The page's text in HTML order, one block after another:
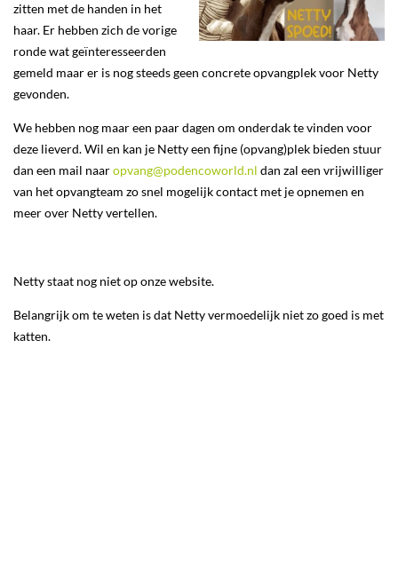
zitten met de handen in het
haar. Er hebben zich de vorige
ronde wat geïnteresseerden
gemeld maar er is nog steeds geen concrete opvangplek voor Netty
gevonden.
We hebben nog maar een paar dagen om onderdak te vinden voor
deze lieverd. Wil en kan je Netty een fijne (opvang)plek bieden stuur
dan een mail naaropvang@podencoworld.nl dan zal een vrijwilliger
van het opvangteam zo snel mogelijk contact met je opnemen en
meer over Netty vertellen.
Netty staat nog niet op onze website.
Belangrijk om te weten is dat Netty vermoedelijk niet zo goed is met
katten.